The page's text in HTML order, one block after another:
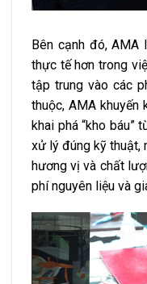
Bên cạnh đó,
thực tế hơn trong
tập trung vào các
thuộc, AMA khuyến
khai phá “kho
xử lý đúng kỹ thuật,
hương vị và chất
phí nguyên liệu và